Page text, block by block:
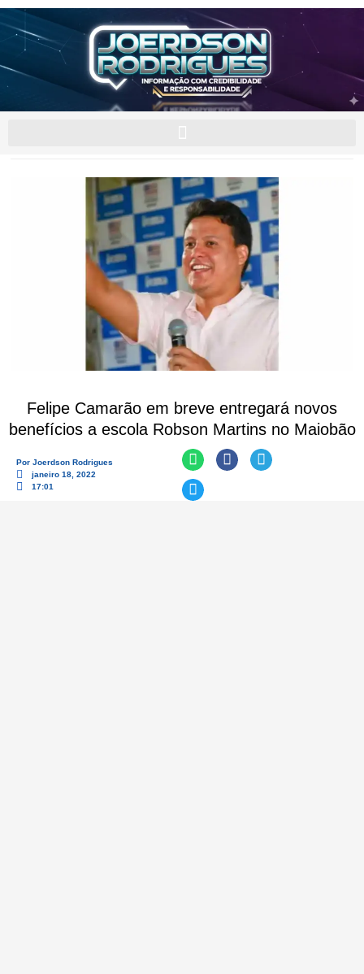
Felipe Camarão em breve entregará novos
benefícios a escola Robson Martins no Maiobão
Por Joerdson Rodrigues
janeiro 18, 2022
17:01